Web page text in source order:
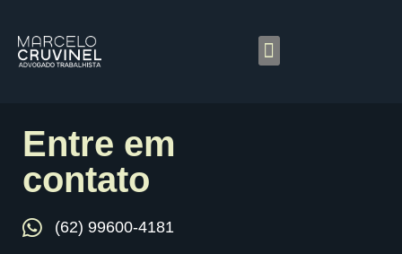
Entre em
contato
(62) 99600-4181